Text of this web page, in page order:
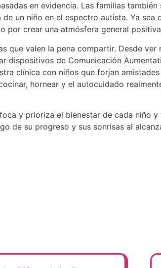
en evidencia. Las familias
un niño en el espectro autista. Ya
por crear una atmósfera general
que valen la pena compartir. Desde
dispositivos de Comunicación
clínica con niños que forjan
hornear y el autocuidado
y prioriza el bienestar de cada niño
de su progreso y sus sonrisas al